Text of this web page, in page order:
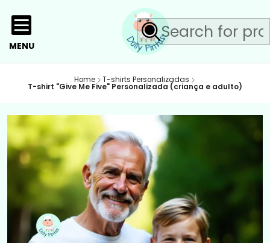
MENU
Home T-shirts Personalizadas
T-shirt "Give Me Five" Personalizada (criança e adulto)